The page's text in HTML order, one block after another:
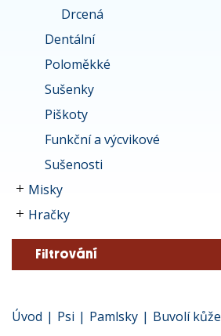
Drcená
Dentální
Poloměkké
Sušenky
Piškoty
Funkční a výcvikové
Sušenosti
Misky
Hračky
Filtrování
Úvod | Psi | Pamlsky | Buvolí kůže